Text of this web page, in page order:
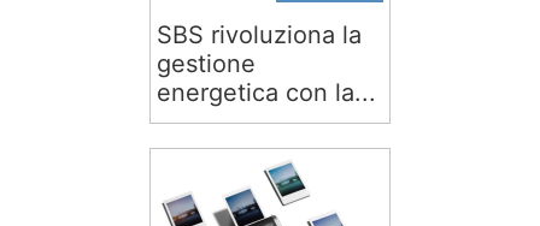
SBS rivoluziona la
gestione
energetica con la...